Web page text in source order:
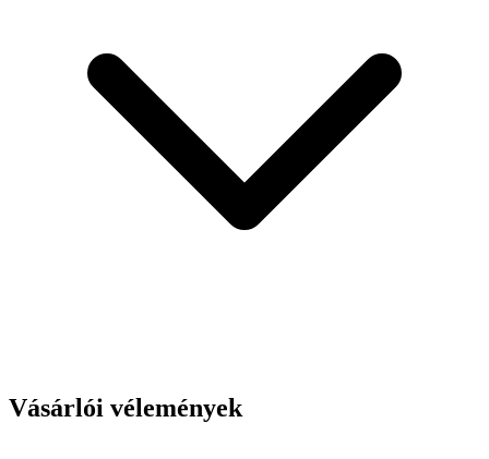
Vásárlói vélemények